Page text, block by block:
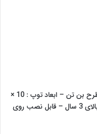
سایر توضیحاتتور و توپ بسکتبال با طرح بن تن – ابعاد توپ : 10 ×
10 سانتی متر – مناسب برای سنین بالای 3 سال – قابل نصب روی